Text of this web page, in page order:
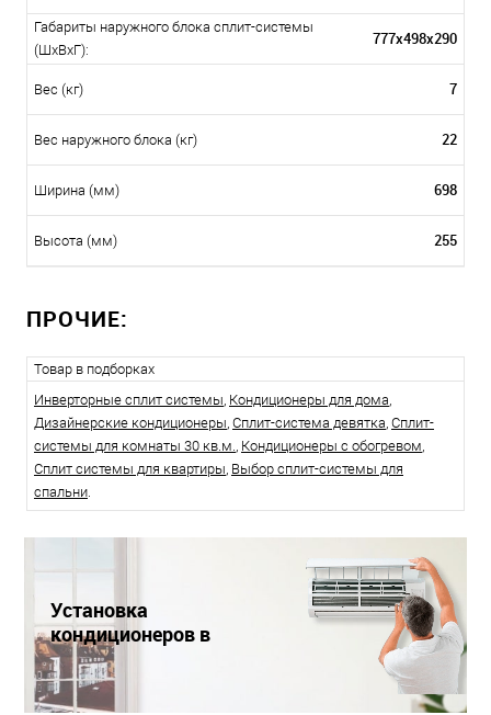
Габариты наружного блока сплит-системы
(ШxВxГ):
777x498x290
Вес (кг) 7
Вес наружного блока (кг) 22
Ширина (мм) 698
Высота (мм) 255
ПРОЧИЕ:
Товар в подборках
Инверторные сплит системы, Кондиционеры для дома,
Дизайнерские кондиционеры, Сплит-система девятка, Сплит-
системы для комнаты 30 кв.м., Кондиционеры с обогревом,
Сплит системы для квартиры, Выбор сплит-системы для
спальни.
Установка
кондиционеров в
Краснодаре